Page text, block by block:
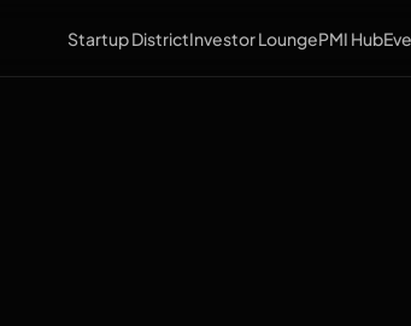
Startup DistrictInvestor LoungePMI Hub